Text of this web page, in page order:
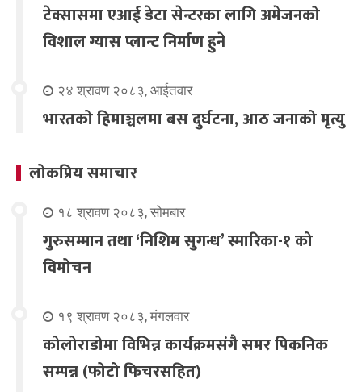
टेक्सासमा एआई डेटा सेन्टरका लागि अमेजनको
विशाल ग्यास प्लान्ट निर्माण हुने
२४ श्रावण २०८३, आईतवार
भारतको हिमाञ्चलमा बस दुर्घटना, आठ जनाको मृत्यु
लोकप्रिय समाचार
१८ श्रावण २०८३, सोमबार
गुरुसम्मान तथा ‘निशिम सुगन्ध’ स्मारिका-१ को
विमोचन
१९ श्रावण २०८३, मंगलवार
कोलोराडोमा विभिन्न कार्यक्रमसंगै समर पिकनिक
सम्पन्न (फोटो फिचरसहित)